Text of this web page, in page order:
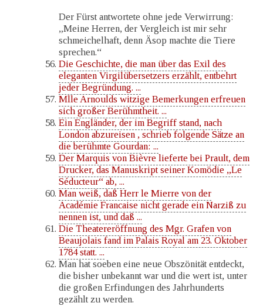
Der Fürst antwortete ohne jede Verwirrung:
„Meine Herren, der Vergleich ist mir sehr
schmeichelhaft, denn Äsop machte die Tiere
sprechen.“
Die Geschichte, die man über das Exil des
eleganten Virgilübersetzers erzählt, entbehrt
jeder Begründung. ...
Mlle Arnoulds witzige Bemerkungen erfreuen
sich großer Berühmtheit. ...
Ein Engländer, der im Begriff stand, nach
London abzureisen , schrieb folgende Sätze an
die berühmte Gourdan: ...
Der Marquis von Bièvre lieferte bei Prault, dem
Drucker, das Manuskript seiner Komödie „Le
Séducteur“ ab, ...
Man weiß, daß Herr le Mierre von der
Académie Francaise nicht gerade ein Narziß zu
nennen ist, und daß ...
Die Theatereröffnung des Mgr. Grafen von
Beaujolais fand im Palais Royal am 23. Oktober
1784 statt. ...
Man hat soeben eine neue Obszönität entdeckt,
die bisher unbekannt war und die wert ist, unter
die großen Erfindungen des Jahrhunderts
gezählt zu werden.